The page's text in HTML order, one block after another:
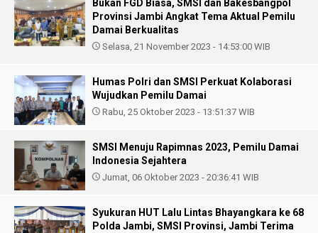
Bukan FGD Biasa, SMSI dan Bakesbangpol
Provinsi Jambi Angkat Tema Aktual Pemilu
Damai Berkualitas
Selasa, 21 November 2023 - 14:53:00 WIB
Humas Polri dan SMSI Perkuat Kolaborasi
Wujudkan Pemilu Damai
Rabu, 25 Oktober 2023 - 13:51:37 WIB
SMSI Menuju Rapimnas 2023, Pemilu Damai
Indonesia Sejahtera
Jumat, 06 Oktober 2023 - 20:36:41 WIB
Syukuran HUT Lalu Lintas Bhayangkara ke 68
Polda Jambi, SMSI Provinsi, Jambi Terima